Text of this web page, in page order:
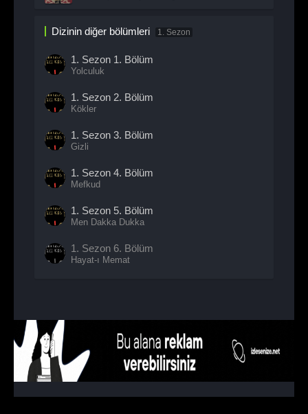
Dizinin diğer bölümleri 1. Sezon
1. Sezon 1. Bölüm
Yolculuk
1. Sezon 2. Bölüm
Kökler
1. Sezon 3. Bölüm
Gizli
1. Sezon 4. Bölüm
Mefkud
1. Sezon 5. Bölüm
Men Dakka Dukka
1. Sezon 6. Bölüm
Hayat-ı Memat
1. Sezon8. Bölüm- Sezon Finali